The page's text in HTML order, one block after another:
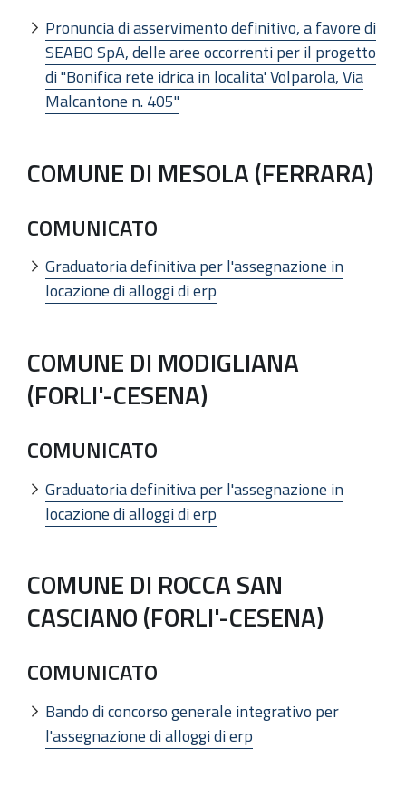
Pronuncia di asservimento definitivo, a favore di
SEABO SpA, delle aree occorrenti per il progetto
di "Bonifica rete idrica in localita' Volparola, Via
Malcantone n. 405"
COMUNE DI MESOLA (FERRARA)
COMUNICATO
Graduatoria definitiva per l'assegnazione in
locazione di alloggi di erp
COMUNE DI MODIGLIANA
(FORLI'-CESENA)
COMUNICATO
Graduatoria definitiva per l'assegnazione in
locazione di alloggi di erp
COMUNE DI ROCCA SAN
CASCIANO (FORLI'-CESENA)
COMUNICATO
Bando di concorso generale integrativo per
l'assegnazione di alloggi di erp